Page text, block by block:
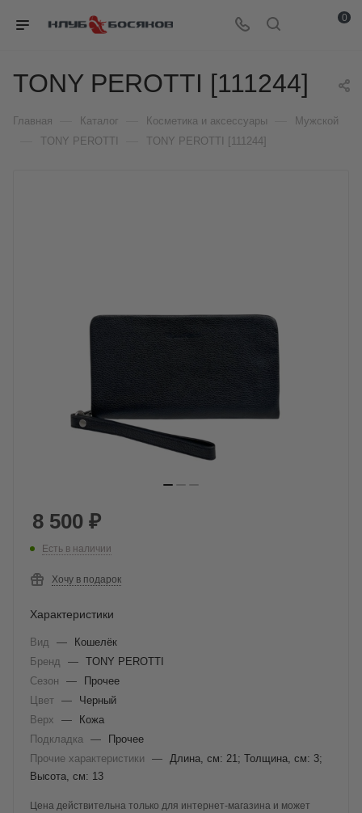
0
TONY PEROTTI [111244]
Главная Каталог Косметика и аксессуары Мужской
TONY PEROTTI TONY PEROTTI [111244]
8 500 ₽
Есть в наличии
Хочу в подарок
Характеристики
Вид —
Кошелёк
Бренд
— TONY PEROTTI
Сезон
—
Прочее
Цвет —
Черный
Верх
—
Кожа
Подкладка
—
Прочее
Прочие характеристики
—
Длина, см: 21; Толщина, см: 3;
Высота, см: 13
Цена действительна только для интернет-магазина и может